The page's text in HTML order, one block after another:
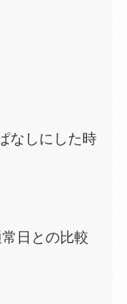
なしにした時
日との比較